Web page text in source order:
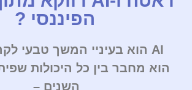
הפיננסי ?
AI הוא בעיניי המשך טבעי לקריירה שלי.
הוא מחבר בין כל היכולות
השנים –